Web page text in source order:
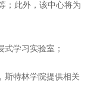
；此外，该中心将为
学习实验室；
斯特林学院提供相关